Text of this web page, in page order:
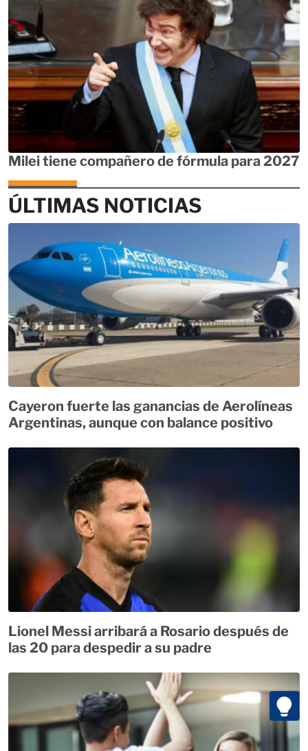
Milei tiene compañero de fórmula para 2027
ÚLTIMAS NOTICIAS
Cayeron fuerte las ganancias de Aerolíneas
Argentinas, aunque con balance positivo
Lionel Messi arribará a Rosario después de
las 20 para despedir a su padre